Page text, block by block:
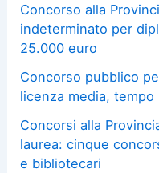
Concorso alla
indeterminato per
25.000 euro
Concorso pubblico
licenza media,
Concorsi alla
laurea: cinque
e bibliotecari